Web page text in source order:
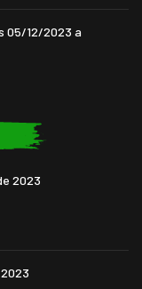
05/12/2023 a
2023